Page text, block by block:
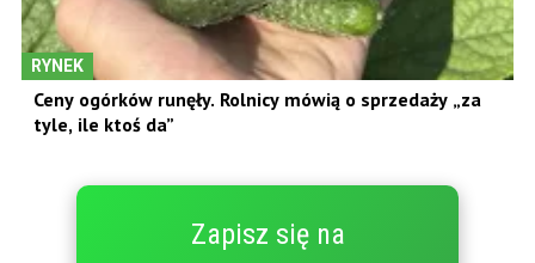
RYNEK
Ceny ogórków runęły. Rolnicy mówią o sprzedaży „za
tyle, ile ktoś da”
Zapisz się na